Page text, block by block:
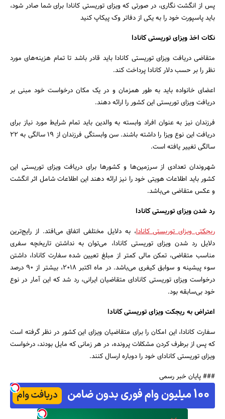
پس از انگشت نگاری، در صورتی که ویزای توریستی کانادا برای شما صادر شود،
باید پاسپورت خود را به یکی از دفاتر وک پیکاپ کنید
نکات اخذ ویزای توریستی کانادا
متقاضی دریافت ویزای توریستی کانادا باید قادر باشد تا تمام هزینه‌های مورد
نظر را بر حسب دلار کانادا پرداخت کند.
اعضای خانواده باید به طور همزمان و در یک مکان درخواست خود مبنی بر
دریافت ویزای توریستی این کشور را ارائه دهند.
فرزندان نیز به عنوان افراد وابسته به والدین باید تمام شرایط مورد نیاز برای
دریافت این نوع ویزا را داشته باشند. سن وابستگی فرزندان از ۱۹ سالگی به ۲۲
سالگی تغییر یافته است.
شهروندان تعدادی از سرزمین‌ها و کشورها برای دریافت ویزای توریستی این
کشور باید اطلاعات هویتی خود را نیز ارائه دهند این اطلاعات شامل اثر انگشت
و عکس متقاضی می‌باشد.
رد شدن ویزای توریستی کانادا
ریجکتی ویزای توریستی کانادا، به دلایل مختلفی اتفاق می‌افتد. از رایج‌ترین
دلایل رد شدن ویزای توریستی کانادا، می‌توان به نداشتن تاریخچه سفری
مناسب متقاضی، تمکن مالی کمتر از مبلغ تعیین شده سفارت کانادا، داشتن
سوء پیشینه و سوابق کیفری می‌باشد. در ماه اکتبر ۲۰۱۸، بیشتر از ۹۰ درصد
درخواست ویزای توریستی کانادای متقاضیان ایرانی، رد شد که این آمار در نوع
خود بی‌سابقه بود.
اعتراض به ریجکت ویزای توریستی کانادا
سفارت کانادا، این امکان را برای متقاضیان ویزای این کشور در نظر گرفته است
که پس از برطرف کردن مشکلات پرونده، در هر زمانی که مایل بودند، درخواست
ویزای توریستی کانادای خود را دوباره ارسال کنند.
### پایان خبر رسمی